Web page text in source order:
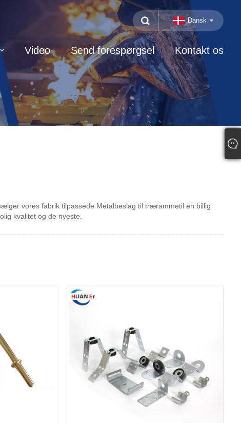
Dansk
Video Send forespørgsel Kontakt os
vores fabrik tilpassede Metalbeslag til trærammetil en billig
kvalitet og de nyeste.